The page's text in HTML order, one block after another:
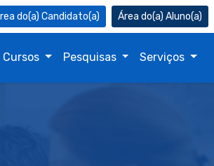
Candidato(a) Aluno(a)
Cursos Pesquisas Serviços